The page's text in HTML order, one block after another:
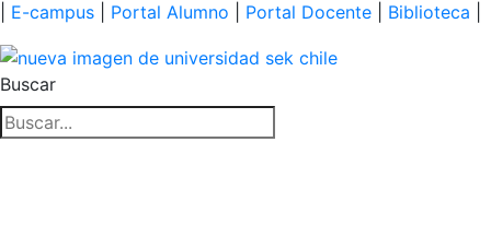
E-campus Portal Alumno Portal Docente Biblioteca
Buscar